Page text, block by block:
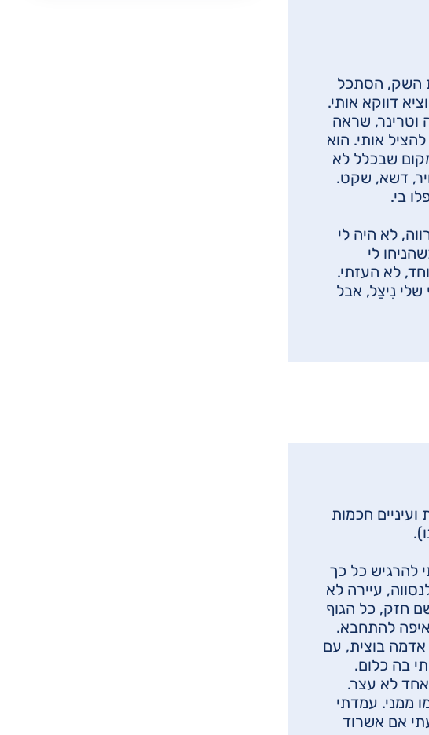
השק, הסתכל
דווקא אותי.
וטרינר, שראה
אותי. הוא
שבכלל לא
דשא, שקט.
בי.
לא היה לי
לי
לא העזתי.
נִיצַל, אבל
חכמות
להרגיש כל כך
עיירה לא
חזק, כל הגוף
להתחבא.
אדמה בוצית, עם
בה כלום.
אחד לא עצר.
ממני. עמדתי
אם אשרוד